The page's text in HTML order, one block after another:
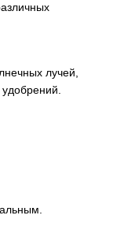
лучей,